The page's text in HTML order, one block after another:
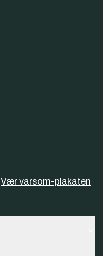
Vær varsom-plakaten